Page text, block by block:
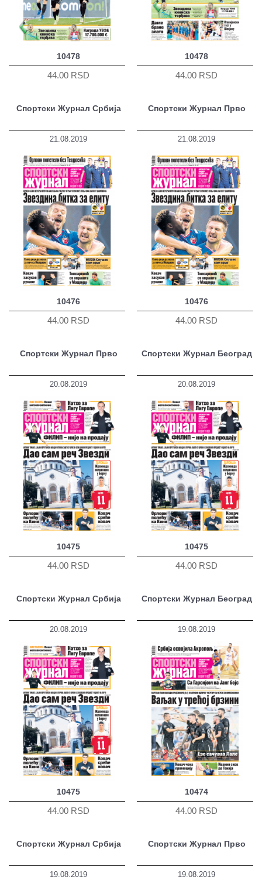
10478
44.00 RSD
10478
44.00 RSD
Спортски Журнал Србија
21.08.2019
10476
44.00 RSD
Спортски Журнал Прво
21.08.2019
10476
44.00 RSD
Спортски Журнал Прво
20.08.2019
10475
44.00 RSD
Спортски Журнал Београд
20.08.2019
10475
44.00 RSD
Спортски Журнал Србија
20.08.2019
10475
44.00 RSD
Спортски Журнал Београд
19.08.2019
10474
44.00 RSD
Спортски Журнал Србија
19.08.2019
Спортски Журнал Прво
19.08.2019